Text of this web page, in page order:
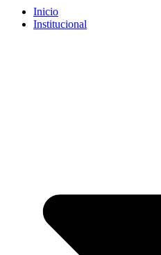
Inicio
Institucional